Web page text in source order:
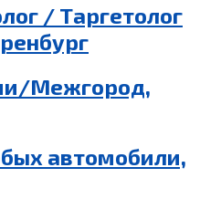
/ Таргетолог
Межгород,
автомобили,